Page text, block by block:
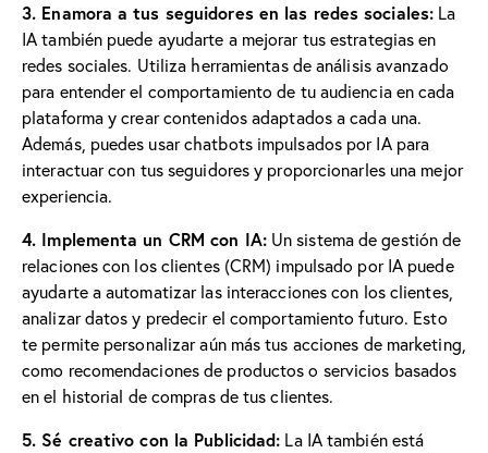
3. Enamora a tus seguidores en las redes sociales: La
IA también puede ayudarte a mejorar tus estrategias en
redes sociales. Utiliza herramientas de análisis avanzado
para entender el comportamiento de tu audiencia en cada
plataforma y crear contenidos adaptados a cada una.
Además, puedes usar chatbots impulsados ​​por IA para
interactuar con tus seguidores y proporcionarles una mejor
experiencia.
4. Implementa un CRM con IA:Un sistema de gestión de
relaciones con los clientes (CRM) impulsado por IA puede
ayudarte a automatizar las interacciones con los clientes,
analizar datos y predecir el comportamiento futuro. Esto
te permite personalizar aún más tus acciones de marketing,
como recomendaciones de productos o servicios basados ​​
en el historial de compras de tus clientes.
5. Sé creativo con la Publicidad: La IA también está